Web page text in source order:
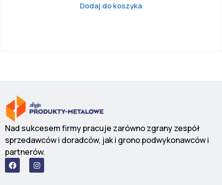
Dodaj do koszyka
Nad sukcesem firmy pracuje zarówno zgrany zespół
sprzedawców i doradców, jak i grono podwykonawców i
partnerów.
F
a
c
I
n
s